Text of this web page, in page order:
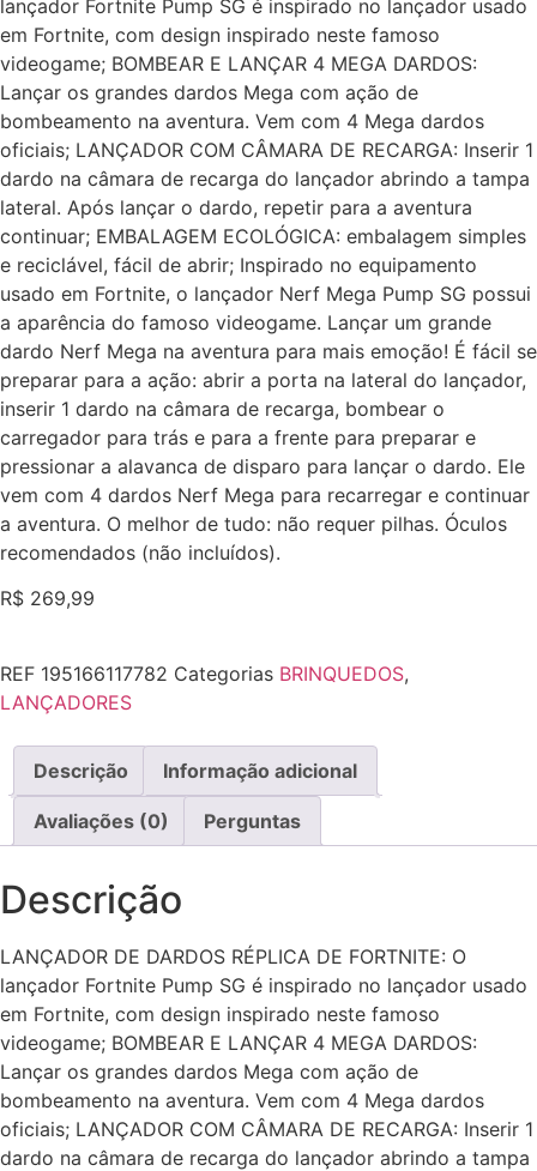
lançador Fortnite Pump SG é inspirado no lançador usado
em Fortnite, com design inspirado neste famoso
videogame; BOMBEAR E LANÇAR 4 MEGA DARDOS:
Lançar os grandes dardos Mega com ação de
bombeamento na aventura. Vem com 4 Mega dardos
oficiais; LANÇADOR COM CÂMARA DE RECARGA: Inserir 1
dardo na câmara de recarga do lançador abrindo a tampa
lateral. Após lançar o dardo, repetir para a aventura
continuar; EMBALAGEM ECOLÓGICA: embalagem simples
e reciclável, fácil de abrir; Inspirado no equipamento
usado em Fortnite, o lançador Nerf Mega Pump SG possui
a aparência do famoso videogame. Lançar um grande
dardo Nerf Mega na aventura para mais emoção! É fácil se
preparar para a ação: abrir a porta na lateral do lançador,
inserir 1 dardo na câmara de recarga, bombear o
carregador para trás e para a frente para preparar e
pressionar a alavanca de disparo para lançar o dardo. Ele
vem com 4 dardos Nerf Mega para recarregar e continuar
a aventura. O melhor de tudo: não requer pilhas. Óculos
recomendados (não incluídos).
R$ 269,99
REF 195166117782 Categorias BRINQUEDOS,
LANÇADORES
Descrição Informação adicional
Avaliações (0) Perguntas
Descrição
LANÇADOR DE DARDOS RÉPLICA DE FORTNITE: O
lançador Fortnite Pump SG é inspirado no lançador usado
em Fortnite, com design inspirado neste famoso
videogame; BOMBEAR E LANÇAR 4 MEGA DARDOS:
Lançar os grandes dardos Mega com ação de
bombeamento na aventura. Vem com 4 Mega dardos
oficiais; LANÇADOR COM CÂMARA DE RECARGA: Inserir 1
dardo na câmara de recarga do lançador abrindo a tampa